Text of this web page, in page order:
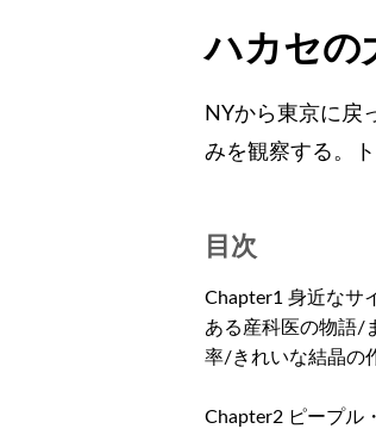
ハカセの
NYから東京に戻
みを観察する。
目次
Chapter1 身近なサ
ある産科医の物語/
率/きれいな結晶の
Chapter2 ピープル